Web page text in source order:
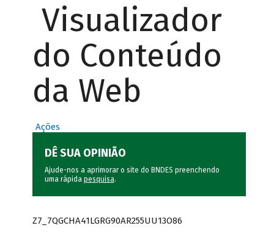
Visualizador
do Conteúdo
da Web
Ações
DÊ SUA OPINIÃO
Ajude-nos a aprimorar o site do BNDES preenchendo
uma rápida pesquisa.
Z7_7QGCHA41LGRG90AR255UU13O86